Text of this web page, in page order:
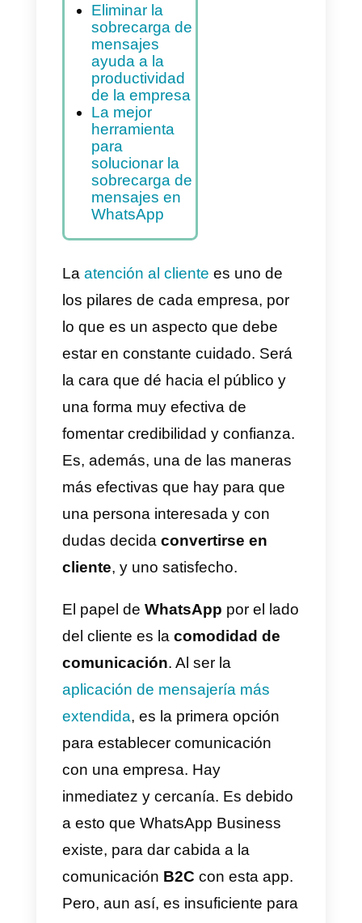
¿Cómo
afrontar esta
sobrecarga
laboral con
WhatsApp
Business API?
Eliminar la
sobrecarga de
mensajes
ayuda a la
productividad
de la empresa
La mejor
herramienta
para
solucionar la
sobrecarga de
WhatsApp
Laatención al clientees uno de
los pilares de cada empresa, por
lo que es un aspecto que debe
estar en constante cuidado. Será
una forma muy efectiva de
fomentar credibilidad y confianza.
Es, además, una de las maneras
más efectivas que hay para que
dudas decidaconvertirse en
cliente , y uno satisfecho.
El papel deWhatsApppor el
del cliente es lacomodidad de